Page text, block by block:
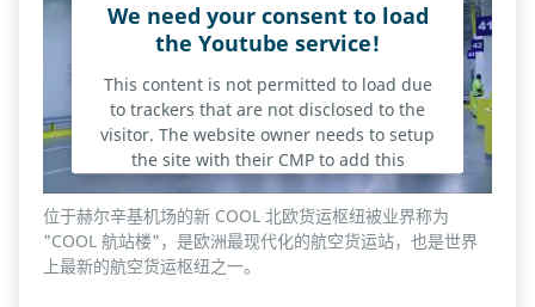
We need your consent to load
the Youtube service!
This content is not permitted to load due
to trackers that are not disclosed to the
visitor. The website owner needs to setup
the site with their CMP to add this
content to the list of technologies used.
Powered byUsercentrics Consent Management
Platform
位于赫尔辛基机场的新 COOL 北欧货运枢纽被业界称为
"COOL 航站楼"，是欧洲最现代化的航空货运站，也是世界
上最新的航空货运枢纽之一。